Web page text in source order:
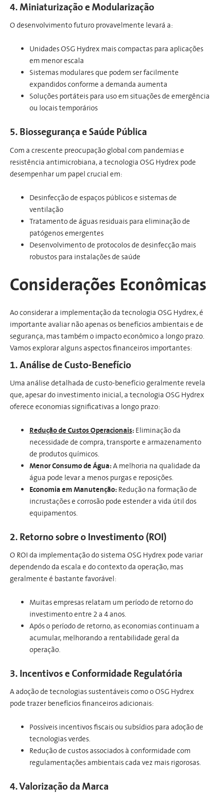
4. Miniaturização e Modularização
O desenvolvimento futuro provavelmente levará a:
Unidades OSG Hydrex mais compactas para aplicações
em menor escala
Sistemas modulares que podem ser facilmente
expandidos conforme a demanda aumenta
Soluções portáteis para uso em situações de emergência
ou locais temporários
5. Biossegurança e Saúde Pública
Com a crescente preocupação global com pandemias e
resistência antimicrobiana, a tecnologia OSG Hydrex pode
desempenhar um papel crucial em:
Desinfecção de espaços públicos e sistemas de
ventilação
Tratamento de águas residuais para eliminação de
patógenos emergentes
Desenvolvimento de protocolos de desinfecção mais
robustos para instalações de saúde
Considerações Econômicas
Ao considerar a implementação da tecnologia OSG Hydrex, é
importante avaliar não apenas os benefícios ambientais e de
segurança, mas também o impacto econômico a longo prazo.
Vamos explorar alguns aspectos financeiros importantes:
1. Análise de Custo-Benefício
Uma análise detalhada de custo-benefício geralmente revela
que, apesar do investimento inicial, a tecnologia OSG Hydrex
oferece economias significativas a longo prazo:
Redução de Custos Operacionais:Eliminação da
necessidade de compra, transporte e armazenamento
de produtos químicos.
Menor Consumo de Água:A melhoria na qualidade da
água pode levar a menos purgas e reposições.
Economia em Manutenção:Redução na formação de
incrustações e corrosão pode estender a vida útil dos
equipamentos.
2. Retorno sobre o Investimento (ROI)
O ROI da implementação do sistema OSG Hydrex pode variar
dependendo da escala e do contexto da operação, mas
geralmente é bastante favorável:
Muitas empresas relatam um período de retorno do
investimento entre 2 a 4 anos.
Após o período de retorno, as economias continuam a
acumular, melhorando a rentabilidade geral da
operação.
3. Incentivos e Conformidade Regulatória
A adoção de tecnologias sustentáveis como o OSG Hydrex
pode trazer benefícios financeiros adicionais:
Possíveis incentivos fiscais ou subsídios para adoção de
tecnologias verdes.
Redução de custos associados à conformidade com
regulamentações ambientais cada vez mais rigorosas.
4. Valorização da Marca